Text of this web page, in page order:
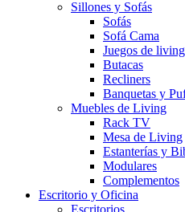
Sillones y Sofás
Sofás
Sofá Cama
Juegos de living
Butacas
Recliners
Banquetas y
Muebles de Living
Rack TV
Mesa de Living
Estanterías y
Modulares
Complementos
Escritorio y Oficina
Escritorios